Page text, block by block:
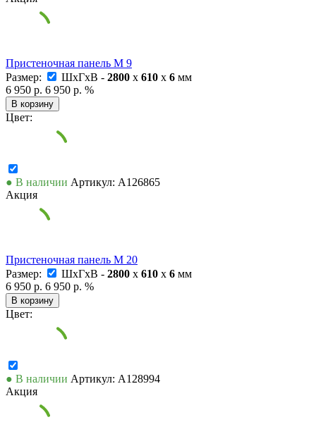
Пристеночная панель М 9
Размер:
ШxГxВ - 2800 x 610 x 6 мм
6 950 р. 6 950 р. %
В корзину
Цвет:
● В наличии Артикул: А126865
Акция
Пристеночная панель М 20
Размер:
ШxГxВ - 2800 x 610 x 6 мм
6 950 р. 6 950 р. %
В корзину
Цвет:
● В наличии Артикул: А128994
Акция